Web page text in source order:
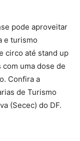
pode aproveitar
e turismo
circo até stand up
uma dose de
Confira a
de Turismo
(Secec) do DF.